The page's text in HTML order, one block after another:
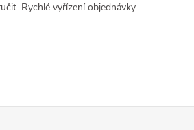
Rychlé vyřízení objednávky.